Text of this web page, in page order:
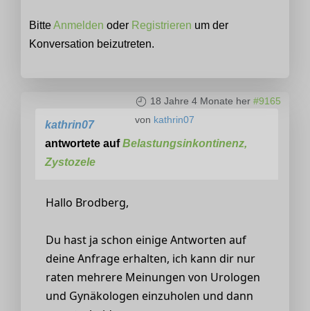
BitteAnmelden oder Registrieren um der
Konversation beizutreten.
18 Jahre 4 Monate her #9165
von kathrin07
kathrin07
antwortete aufBelastungsinkontinenz,
Zystozele
Hallo Brodberg,
Du hast ja schon einige Antworten auf
deine Anfrage erhalten, ich kann dir nur
raten mehrere Meinungen von Urologen
und Gynäkologen einzuholen und dann